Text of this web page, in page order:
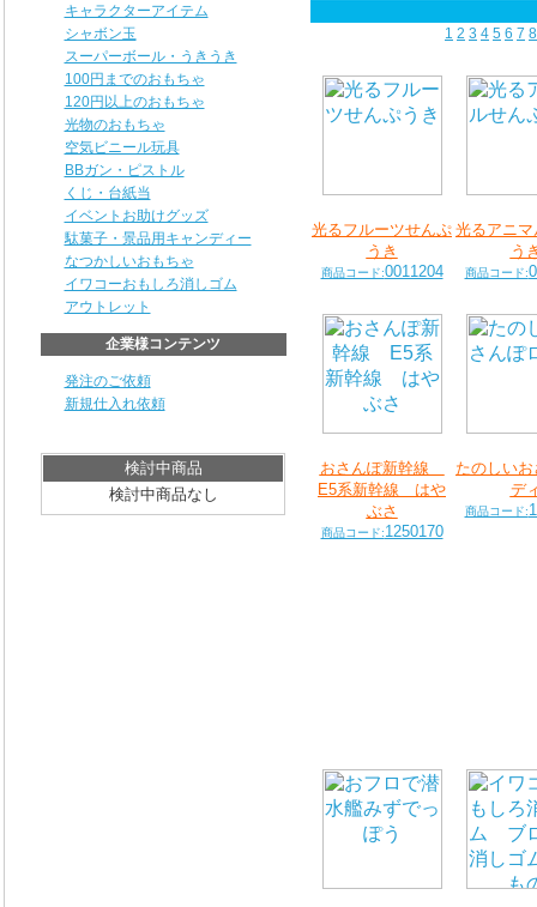
キャラクターアイテム
シャボン玉
スーパーボール・うきうき
100円までのおもちゃ
120円以上のおもちゃ
光物のおもちゃ
空気ビニール玩具
BBガン・ピストル
くじ・台紙当
イベントお助けグッズ
駄菓子・景品用キャンディー
なつかしいおもちゃ
イワコーおもしろ消しゴム
アウトレット
企業様コンテンツ
発注のご依頼
新規仕入れ依頼
検討中商品
検討中商品なし
1 2 3 4 5 6 7 8
光るフルーツせんぷ
うき
商品コード:0011204
光るアニ
う
商品コード:
おさんぽ新幹線
E5系新幹線 はや
ぶさ
商品コード:1250170
たのしい
デ
商品コード: